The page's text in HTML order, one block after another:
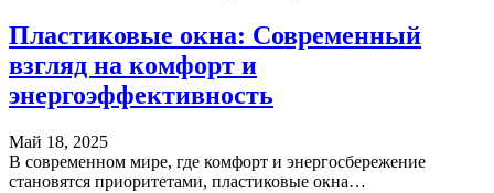
Пластиковые окна: Современный
взгляд на комфорт и
энергоэффективность
Май 18, 2025
В современном мире, где комфорт и энергосбережение
становятся приоритетами, пластиковые окна…